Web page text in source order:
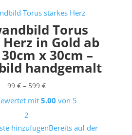
Torus
in Gold ab
x 30cm –
handgemalt
99 € – 599 €Preisspanne:
99 €
mit 5.00 von 5
2
hinzufügenBereits auf der